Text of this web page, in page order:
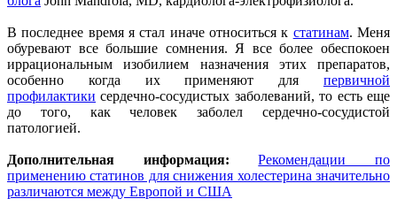
В последнее время я стал иначе относиться к статинам. Меня
обуревают все большие сомнения. Я все более обеспокоен
иррациональным изобилием назначения этих препаратов,
особенно когда их применяют для первичной
профилактики сердечно-сосудистых заболеваний, то есть еще
до того, как человек заболел сердечно-сосудистой
патологией.
Дополнительная информация:
Рекомендации по
применению статинов для снижения холестерина значительно
различаются между Европой и США